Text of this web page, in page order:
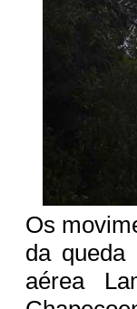
Os
da queda
aérea